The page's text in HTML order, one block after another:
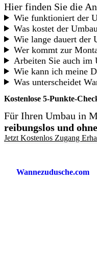
Hier finden Sie die
Wie funktioniert der
Was kostet der
Wie lange dauert der
Wer kommt zur
Arbeiten Sie auch im
Wie kann ich meine
Was unterscheidet
Kostenlose 5-Punkte-
Für Ihren Umbau in
reibungslos und
Jetzt Kostenlos Zugang
Wannezudusche.com